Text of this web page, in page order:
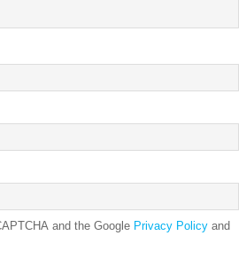
and the Google Privacy Policy and